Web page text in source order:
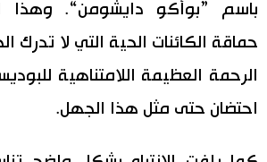
باسم ”بوأكو دايشومن“. وهذا
حماقة الكائنات الحية التي لا تدرك
الرحمة العظيمة اللامتناهية
احتضان حتى مثل هذا الجهل.